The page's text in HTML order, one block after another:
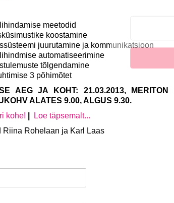
meetodid
koostamine
juurutamine ja kommunikatsioon
automatiseerimine
tõlgendamine
3 põhimõtet
AEG JA KOHT: 21.03.2013,
ALATES 9.00, ALGUS 9.30.
kohe!
Loe täpsemalt...
Riina Rohelaan ja Karl Laas